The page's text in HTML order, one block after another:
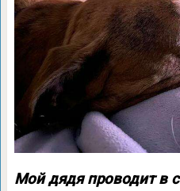
Мой дядя проводит в